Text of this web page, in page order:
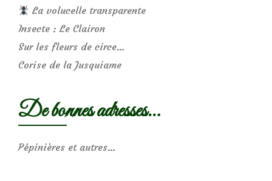
La volucelle transparente
Insecte : Le Clairon
Sur les fleurs de circe…
Corise de la Jusquiame
De bonnes adresses…
Pépinières et autres…